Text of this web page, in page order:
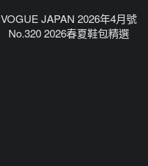
VOGUE JAPAN 2026年4月號
No.320 2026春夏鞋包精選